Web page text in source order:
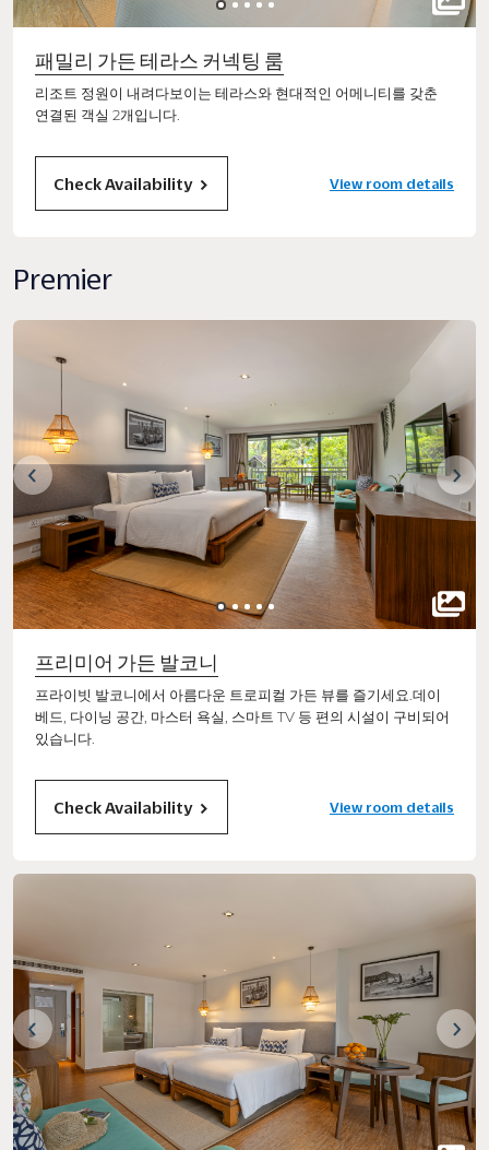
패밀리 가든 테라스 커넥팅 룸
리조트 정원이 내려다보이는 테라스와 현대적인 어메니티를 갖춘
연결된 객실 2개입니다.
Check Availability View room details
Premier
프리미어 가든 발코니
프라이빗 발코니에서 아름다운 트로피컬 가든 뷰를 즐기세요.데이
베드, 다이닝 공간, 마스터 욕실, 스마트 TV 등 편의 시설이 구비되어
있습니다.
Check Availability View room details